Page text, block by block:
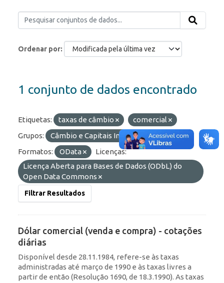
Ordenar por
1 conjunto de dados encontrado
Etiquetas: taxas de câmbio
comercial
Grupos:
Câmbio e Capitais Internacionais
Formatos:
OData
Licenças:
Licença Aberta para Bases de Dados (ODbL) do
Open Data Commons
Filtrar Resultados
Dólar comercial (venda e compra) - cotações
diárias
Disponível desde 28.11.1984, refere-se às taxas
administradas até março de 1990 e às taxas livres a
partir de então (Resolução 1690, de 18.3.1990). As taxas